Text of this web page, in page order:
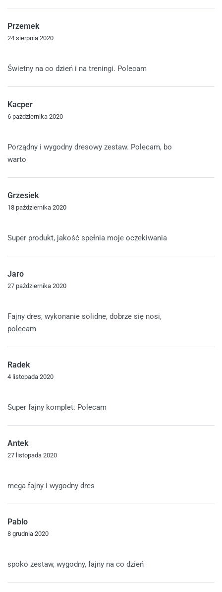
Przemek
24 sierpnia 2020
Świetny na co dzień i na treningi. Polecam
Kacper
6 października 2020
Porządny i wygodny dresowy zestaw. Polecam, bo
warto
Grzesiek
18 października 2020
Super produkt, jakość spełnia moje oczekiwania
Jaro
27 października 2020
Fajny dres, wykonanie solidne, dobrze się nosi,
polecam
Radek
4 listopada 2020
Super fajny komplet. Polecam
Antek
27 listopada 2020
mega fajny i wygodny dres
Pablo
8 grudnia 2020
spoko zestaw, wygodny, fajny na co dzień